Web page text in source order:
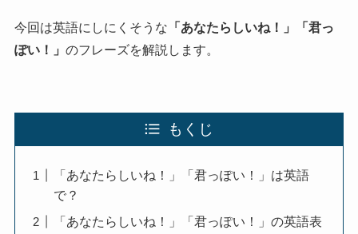
今回は英語にしにくそうな 「あなたらしいね！」「君っ
ぽい！」 のフレーズを解説します。
もくじ
「あなたらしいね！」「君っぽい！」は英語
で？
「あなたらしいね！」「君っぽい！」の英語表